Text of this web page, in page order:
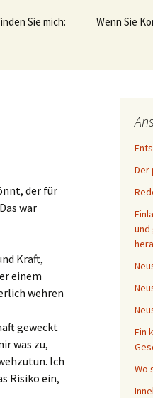
Sie mich: Wenn Sie
der für
war
Kraft,
einem
wehren
geweckt
was zu,
Ich
Risiko ein,
Der
und
Ein
Wo